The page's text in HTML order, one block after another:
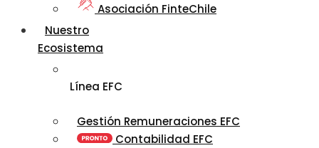
Asociación FinteChile
Nuestro
Ecosistema
Línea EFC
Gestión Remuneraciones EFC
Contabilidad EFC